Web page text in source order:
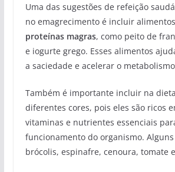
Uma das sugestões de refeição
no emagrecimento é incluir
proteínas magras, como peito de
e iogurte grego. Esses alimentos
a saciedade e acelerar o
Também é importante incluir na dieta
diferentes cores, pois eles são ricos
vitaminas e nutrientes essenciais
funcionamento do organismo.
brócolis, espinafre, cenoura, tomate